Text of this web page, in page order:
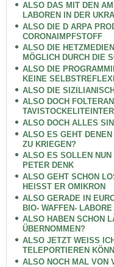
ALSO DAS MIT DEN
LABOREN IN DER
ALSO DIE D ARPA
CORONAIMPFSTOFF
ALSO DIE
MÖGLICH DURCH DIE
ALSO DIE
KEINE
ALSO DIE
ALSO DOCH
ALSO DOCH ALLES
ALSO ES GEHT
ZU KRIEGEN?
ALSO ES SOLLEN NUN
PETER DENK
ALSO GEHT SCHON
HEISST ER OMIKRON
ALSO GERADE IN
BIO- WAFFEN-
ALSO HABEN SCHON
ÜBERNOMMEN?
ALSO JETZT WEISS
TELEPORTIEREN
ALSO NOCH MAL VON